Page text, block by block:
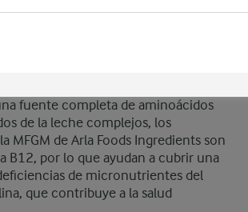
MFGM al mercado global de
fuente completa de aminoácidos
de la leche complejos, los
MFGM de Arla Foods Ingredients son
B12, por lo que ayudan a cubrir una
de micronutrientes del
que contribuye a la salud